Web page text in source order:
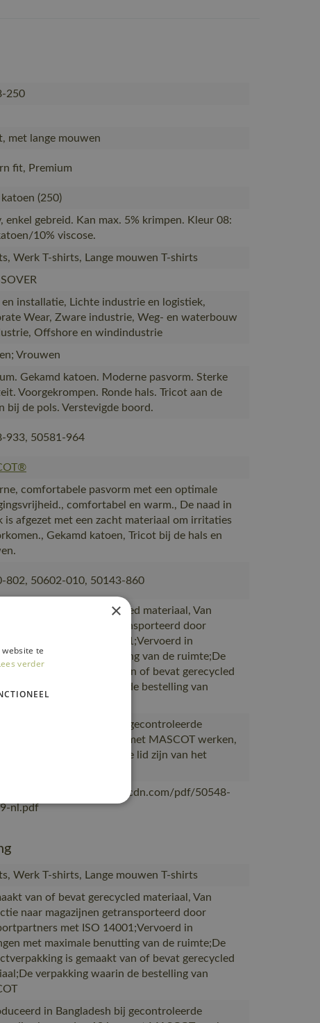
250
met lange mouwen
fit, Premium
(250)
enkel gebreid. Kan max. 5% krimpen. Kleur 08:
10% viscose.
Werk T-shirts, Lange mouwen T-shirts
en installatie, Lichte industrie en logistiek,
Wear, Zware industrie, Weg- en waterbouw
Offshore en windindustrie
Vrouwen
Gekamd katoen. Moderne pasvorm. Sterke
Voorgekrompen. Ronde hals. Tricot aan de
bij de pols. Verstevigde boord.
933, 50581-964
comfortabele pasvorm met een optimale
comfortabel en warm., De naad in
is afgezet met een zacht materiaal om irritaties
Gekamd katoen, Tricot bij de hals en
802, 50602-010, 50143-860
van of bevat gerecycled materiaal, Van
naar magazijnen getransporteerd door
met ISO 14001;Vervoerd in
met maximale benutting van de ruimte;De
is gemaakt van of bevat gerecycled
verpakking waarin de bestelling van
in Bangladesh bij gecontroleerde
die al meer dan 10 jaar met MASCOT werken,
bij leveranciers die lid zijn van het
mascotsitecore-1ccb8.kxcdn.com/pdf/50548-
nl.pdf
Werk T-shirts, Lange mouwen T-shirts
van of bevat gerecycled materiaal, Van
naar magazijnen getransporteerd door
met ISO 14001;Vervoerd in
met maximale benutting van de ruimte;De
is gemaakt van of bevat gerecycled
verpakking waarin de bestelling van
in Bangladesh bij gecontroleerde
×
te
verder